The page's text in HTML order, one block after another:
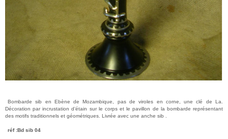
Bombarde sib en Ebène de Mozambique, pas de viroles en corne, une clé de La.
Décoration par incrustation d’étain sur le corps et le pavillon de la bombarde représentant
des motifs traditionnels et géométriques. Livrée avec une anche sib .
réf :Bd sib 04